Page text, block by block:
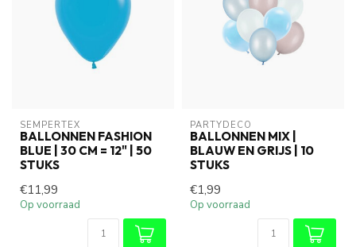
SEMPERTEX
BALLONNEN FASHION
BLUE | 30 CM = 12" | 50
STUKS
€11,99
Op voorraad
PARTYDECO
BALLONNEN MIX |
BLAUW EN GRIJS | 10
STUKS
€1,99
Op voorraad